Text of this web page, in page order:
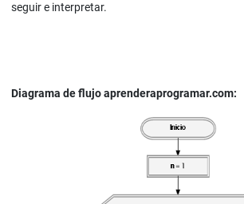
seguir e interpretar.
Diagrama de flujo aprenderaprogramar.com: